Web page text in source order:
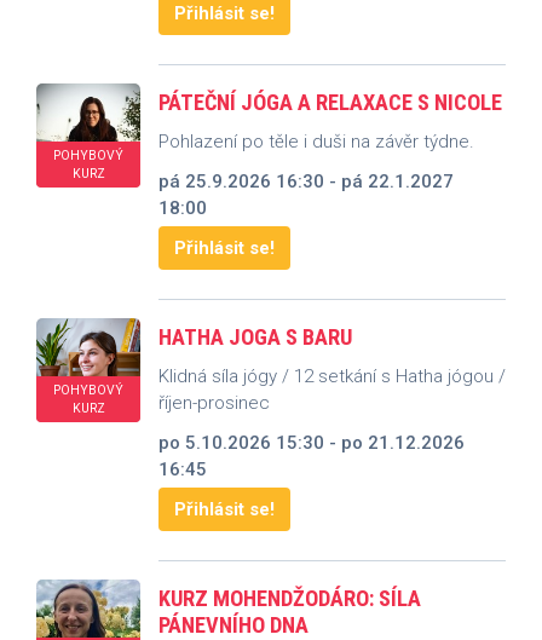
Přihlásit se!
POHYBOVÝ
KURZ
PÁTEČNÍ JÓGA A RELAXACE S NICOLE
Pohlazení po těle i duši na závěr týdne.
pá 25.9.2026 16:30 - pá 22.1.2027
18:00
Přihlásit se!
POHYBOVÝ
KURZ
HATHA JOGA S BARU
Klidná síla jógy / 12 setkání s Hatha jógou /
říjen-prosinec
po 5.10.2026 15:30 - po 21.12.2026
16:45
Přihlásit se!
KURZ MOHENDŽODÁRO: SÍLA
PÁNEVNÍHO DNA